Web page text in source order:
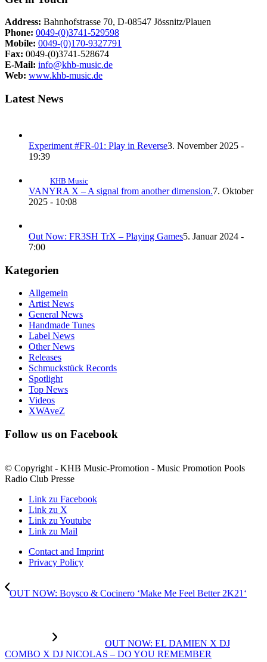
Address: Bahnhofstrasse 70, D-08547 Jössnitz/Plauen
Phone: 0049-(0)3741-529598
Mobile: 0049-(0)170-9327791
Fax: 0049-(0)3741-528674
E-Mail: info@khb-music.de
Web: www.khb-music.de
Latest News
Experiment #FR-01: Play in Reverse3. November 2025 -
19:39
KHB Music
VANYRA X – A signal from another dimension.7. Oktober
2025 - 10:08
Out Now: FR3SH TrX – Playing Games5. Januar 2024 -
7:00
Kategorien
Allgemein
Artist News
General News
Handmade Tunes
Label News
Other News
Releases
Schmuckstück Records
Spotlight
Top News
Videos
XWAveZ
Follow us on Facebook
© Copyright - KHB Music-Promotion - Music Promotion Pools
Radio Club Presse
Link zu Facebook
Link zu X
Link zu Youtube
Link zu Mail
Contact and Imprint
Privacy Policy
OUT NOW: Boysco & Cocinero ‘Make Me Feel Better 2K21‘
OUT NOW: EL DAMIEN X DJ
COMBO X DJ NICOLAS – DO YOU REMEMBER